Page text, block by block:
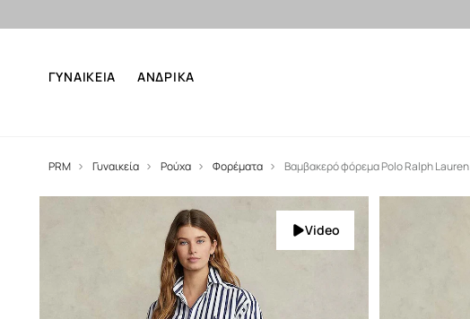
ΓΥΝΑΙΚΕΙΑ ΑΝΔΡΙΚΑ
PRM Γυναικεία Ρούχα Φορέματα Βαμβακερό φόρεμα Polo Ralph Lauren
Video